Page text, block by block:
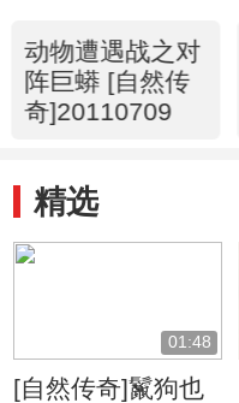
动物遭遇战之对
阵巨蟒 [自然传
奇]20110709
精选
01:48
[自然传奇]鬣狗也